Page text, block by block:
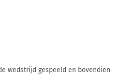
wedstrijd gespeeld en bovendien